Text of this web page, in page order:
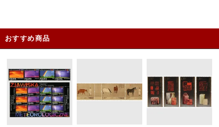
おすすめ商品